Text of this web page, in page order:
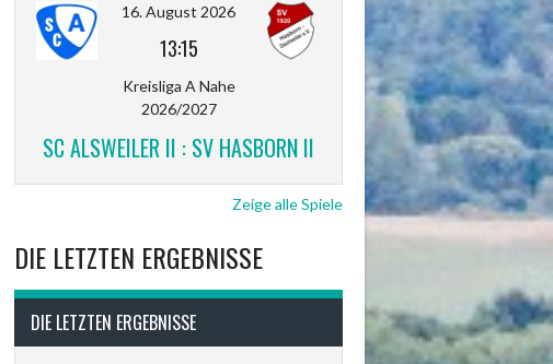
16. August 2026
13:15
Kreisliga A Nahe
2026/2027
SC ALSWEILER II : SV HASBORN II
Zeige alle Spiele
DIE LETZTEN ERGEBNISSE
DIE LETZTEN ERGEBNISSE